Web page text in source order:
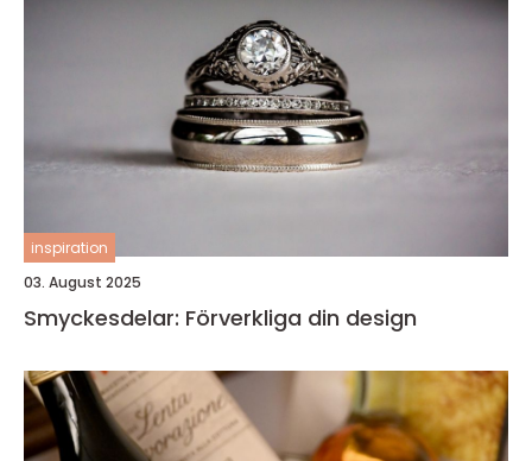
inspiration
03. August 2025
Smyckesdelar: Förverkliga din design